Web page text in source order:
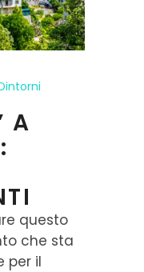
A
questo
che sta
per il